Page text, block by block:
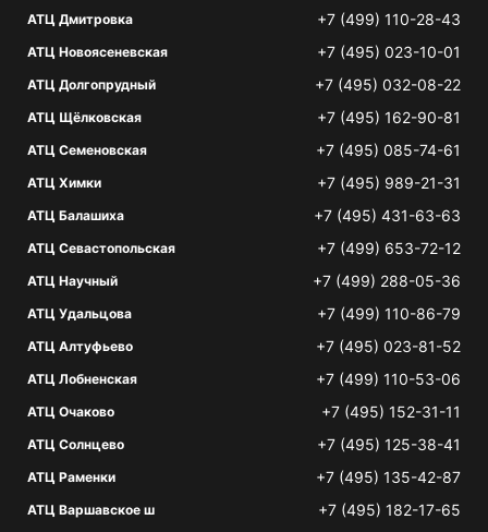
АТЦ Дмитровка +7 (499) 110-28-43
АТЦ Новоясеневская +7 (495) 023-10-01
АТЦ Долгопрудный +7 (495) 032-08-22
АТЦ Щёлковская +7 (495) 162-90-81
АТЦ Семеновская +7 (495) 085-74-61
АТЦ Химки +7 (495) 989-21-31
АТЦ Балашиха +7 (495) 431-63-63
АТЦ Севастопольская +7 (499) 653-72-12
АТЦ Научный +7 (499) 288-05-36
АТЦ Удальцова +7 (499) 110-86-79
АТЦ Алтуфьево +7 (495) 023-81-52
АТЦ Лобненская +7 (499) 110-53-06
АТЦ Очаково +7 (495) 152-31-11
АТЦ Солнцево +7 (495) 125-38-41
АТЦ Раменки +7 (495) 135-42-87
АТЦ Варшавское ш +7 (495) 182-17-65